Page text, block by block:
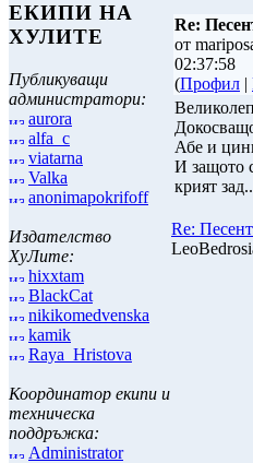
ЕКИПИ НА
ХУЛИТЕ
Публикуващи
администратори:
aurora
alfa_c
viatarna
Valka
anonimapokrifoff
Издателство
ХуЛите:
hixxtam
BlackCat
nikikomedvenska
kamik
Raya_Hristova
Координатор екипи и
техническа
поддръжка:
Administrator
Re:
от
02:37:58
(Профил |
Абе и
И защото
крият
Re: